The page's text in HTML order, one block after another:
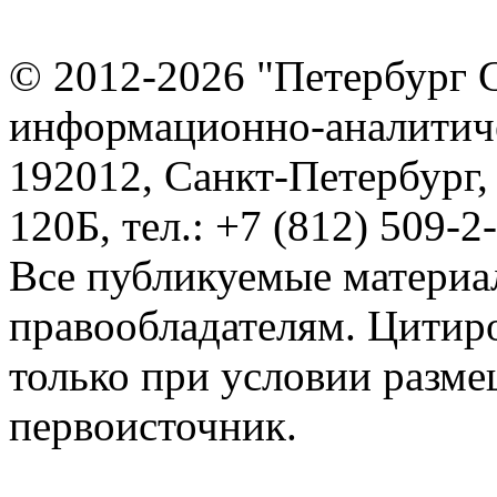
© 2012-2026 "Петербург
информационно-
192012, Санкт-
120Б, тел.: +7 (812) 509-
Все публикуемые
правообладателям.
только при условии
первоисточник.